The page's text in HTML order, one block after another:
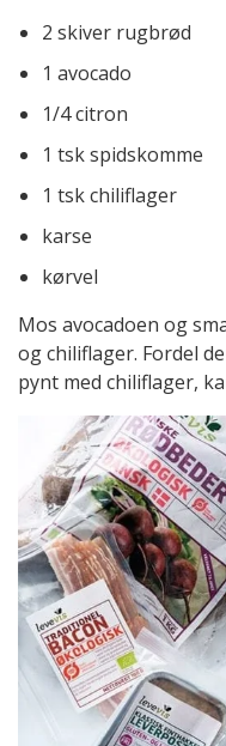
2 skiver rugbrød
1 avocado
1/4 citron
1 tsk spidskomme
1 tsk chiliflager
karse
kørvel
Mos avocadoen og
og chiliflager. Fordel
pynt med chiliflager,